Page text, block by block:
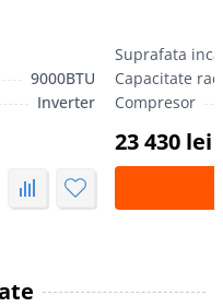
9000BTU
Inverter
Suprafata
Capacitate
Compresor
23 430 lei